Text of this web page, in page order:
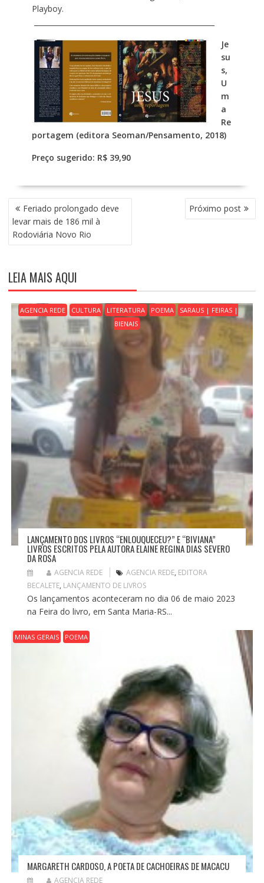
Playboy.
Je
su
s,
U
m
a
Re
portagem (editora Seoman/Pensamento, 2018)
Preço sugerido: R$ 39,90
N
A
V
E
A
Ç
Ã
O
O
S
T
Feriado prolongado deve
levar mais de 186 mil à
Rodoviária Novo Rio
Próximo post
LEIA MAIS AQUI
AGENCIA REDE CULTURA LITERATURA POEMA
SARAUS | FEIRAS |
BIENAIS
LANÇAMENTO DOS LIVROS “ENLOUQUECEU?” E “BIVIANA”
LIVROS ESCRITOS PELA AUTORA ELAINE REGINA DIAS SEVERO
DA ROSA
AGENCIA REDE AGENCIA REDE, EDITORA
BECALETE, LANÇAMENTO DE LIVROS
Os lançamentos aconteceram no dia 06 de maio 2023
na Feira do livro, em Santa Maria-RS...
MINAS GERAIS POEMA
MARGARETH CARDOSO, A POETA DE CACHOEIRAS DE MACACU
AGENCIA REDE